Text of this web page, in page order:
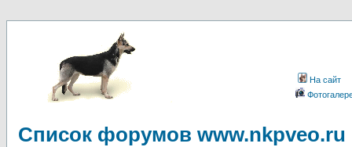
На сайт
Список форумов www.nkpveo.ru